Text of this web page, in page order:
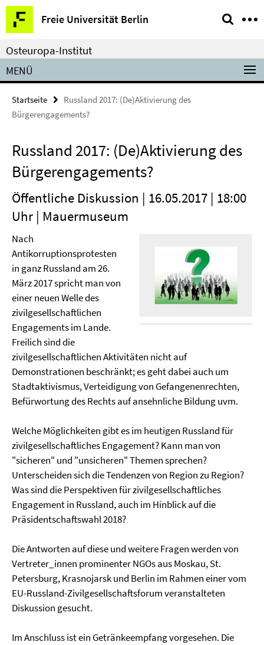
Springe
direkt
zu
Inhalt
Freie Universität Berlin
Service-
Navigation
Osteuropa-Institut
MENÜ
Startseite
Russland 2017: (De)Aktivierung des
Bürgerengagements?
Russland 2017: (De)Aktivierung des
Bürgerengagements?
Öffentliche Diskussion | 16.05.2017 | 18:00
Uhr | Mauermuseum
Nach
Antikorruptionsprotesten
in ganz Russland am 26.
März 2017 spricht man von
einer neuen Welle des
zivilgesellschaftlichen
Engagements im Lande.
Freilich sind die
zivilgesellschaftlichen Aktivitäten nicht auf
Demonstrationen beschränkt; es geht dabei auch um
Stadtaktivismus, Verteidigung von Gefangenenrechten,
Befürwortung des Rechts auf ansehnliche Bildung uvm.
Welche Möglichkeiten gibt es im heutigen Russland für
zivilgesellschaftliches Engagement? Kann man von
"sicheren" und "unsicheren" Themen sprechen?
Unterscheiden sich die Tendenzen von Region zu Region?
Was sind die Perspektiven für zivilgesellschaftliches
Engagement in Russland, auch im Hinblick auf die
Präsidentschaftswahl 2018?
Die Antworten auf diese und weitere Fragen werden von
Vertreter_innen prominenter NGOs aus Moskau, St.
Petersburg, Krasnojarsk und Berlin im Rahmen einer vom
EU-Russland-Zivilgesellschaftsforum veranstalteten
Diskussion gesucht.
Im Anschluss ist ein Getränkeempfang vorgesehen. Die